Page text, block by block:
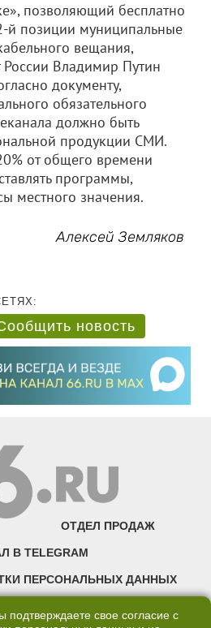
позволяющий бесплатно
й позиции муниципальные
вещания,
России Владимир Путин
документу,
обязательного
должно быть
продукции СМИ.
от общего времени
программы,
местного значения.
Алексей Земляков
новость
ОТДЕЛ ПРОДАЖ
В TELEGRAM
ПЕРСОНАЛЬНЫХ ДАННЫХ
подтверждаете свое согласие с